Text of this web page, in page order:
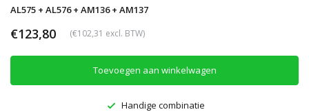
AL575 + AL576 + AM136 + AM137
€123,80 (€102,31 excl. BTW)
Toevoegen aan winkelwagen
Handige combinatie